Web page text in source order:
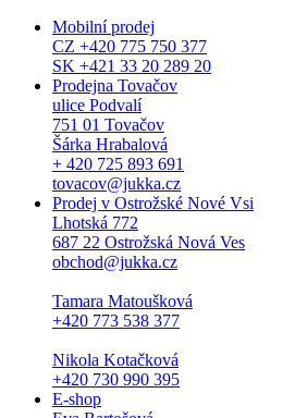
Mobilní prodej
CZ +420 775 750 377
SK +421 33 20 289 20
Prodejna Tovačov
ulice Podvalí
751 01 Tovačov
Šárka Hrabalová
+ 420 725 893 691
tovacov@jukka.cz
Prodej v Ostrožské Nové Vsi
Lhotská 772
687 22 Ostrožská Nová Ves
obchod@jukka.cz
Tamara Matoušková
+420 773 538 377
Nikola Kotačková
+420 730 990 395
E-shop